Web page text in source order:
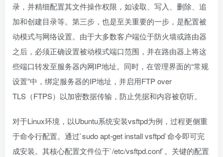
录，并精细配置其文件操作权限，如读取、写入、删除、追
加和创建目录等。第三步，也是至关重要的一步，是配置被
动模式与网络设置。由于大多数客户端位于防火墙或路由器
之后，必须正确设置被动模式端口范围，并在路由器上将这
些端口转发至服务器内网IP地址。同时，在管理界面的“常规
设置”中，绑定服务器的IP地址，并启用FTP over
TLS（FTPS）以加密数据传输，防止凭据和内容被窃听。
对于Linux环境，以Ubuntu系统安装vsftpd为例，过程更侧重
于命令行配置。通过`sudo apt-get install vsftpd`命令即可完
成安装。其核心配置文件位于`/etc/vsftpd.conf`。关键的配置